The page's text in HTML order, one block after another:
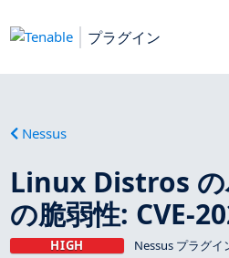
プラグイン
Nessus
Linux Distros の
の脆弱性: CVE-
HIGH Nessus プラグ